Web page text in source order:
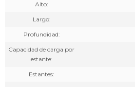
Alto
Largo
Profundidad
Capacidad de carga por
estante
Estantes